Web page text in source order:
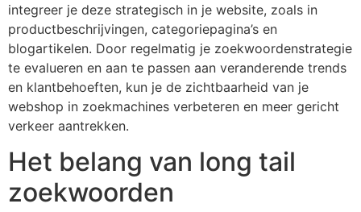
integreer je deze strategisch in je website, zoals in
productbeschrijvingen, categoriepagina’s en
blogartikelen. Door regelmatig je zoekwoordenstrategie
te evalueren en aan te passen aan veranderende trends
en klantbehoeften, kun je de zichtbaarheid van je
webshop in zoekmachines verbeteren en meer gericht
verkeer aantrekken.
Het belang van long tail
zoekwoorden